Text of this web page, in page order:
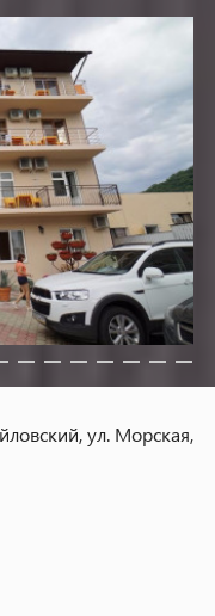
ул. Морская,